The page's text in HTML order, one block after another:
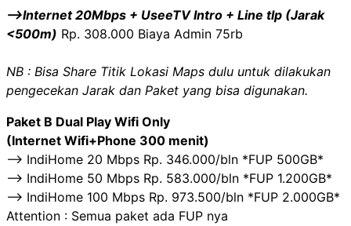
—>Internet 20Mbps + UseeTV Intro + Line tlp (Jarak
<500m) Rp. 308.000 Biaya Admin 75rb
NB : Bisa Share Titik Lokasi Maps dulu untuk dilakukan
pengecekan Jarak dan Paket yang bisa digunakan.
Paket B Dual Play Wifi Only
(Internet Wifi+Phone 300 menit)
——> IndiHome 20 Mbps Rp. 346.000/bln *FUP 500GB*
——> IndiHome 50 Mbps Rp. 583.000/bln *FUP 1.200GB*
——> IndiHome 100 Mbps Rp. 973.500/bln *FUP 2.000GB*
Attention : Semua paket ada FUP nya